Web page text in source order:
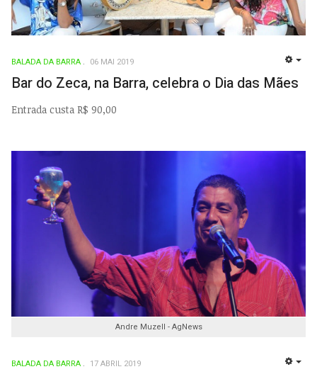
BALADA DA BARRA 06 MAI 2019
Bar do Zeca, na Barra, celebra o Dia das Mães
Entrada custa R$ 90,00
Andre Muzell - AgNews
BALADA DA BARRA 17 ABRIL 2019